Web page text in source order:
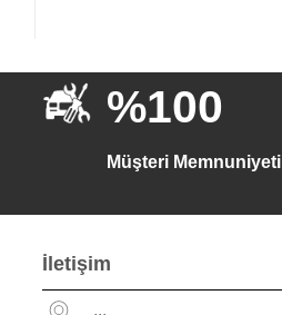
%100
Müşteri Memnuniyeti
İletişim
...